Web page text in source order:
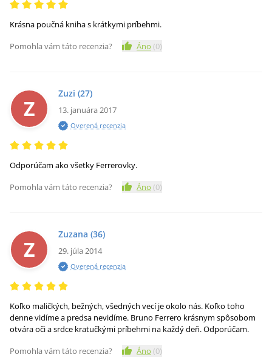
Krásna poučná kniha s krátkymi príbehmi.
Pomohla vám táto recenzia?
Áno (0)
Z
Zuzi (27)
13. januára 2017
Overená recenzia
Odporúčam ako všetky Ferrerovky.
Pomohla vám táto recenzia?
Áno (0)
Z
Zuzana (36)
29. júla 2014
Overená recenzia
Koľko maličkých, bežných, všedných vecí je okolo nás. Koľko toho
denne vidíme a predsa nevidíme. Bruno Ferrero krásnym spôsobom
otvára oči a srdce kratučkými príbehmi na každý deň. Odporúčam.
Pomohla vám táto recenzia?
Áno (0)